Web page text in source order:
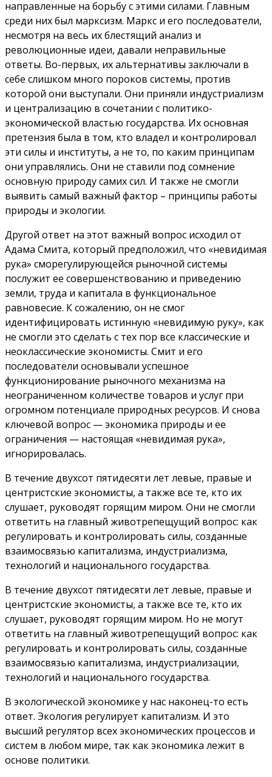
направленные на борьбу с этими силами. Главным
среди них был марксизм. Маркс и его последователи,
несмотря на весь их блестящий анализ и
революционные идеи, давали неправильные
ответы. Во-первых, их альтернативы заключали в
себе слишком много пороков системы, против
которой они выступали. Они приняли индустриализм
и централизацию в сочетании с политико-
экономической властью государства. Их основная
претензия была в том, кто владел и контролировал
эти силы и институты, а не то, по каким принципам
они управлялись. Они не ставили под сомнение
основную природу самих сил. И также не смогли
выявить самый важный фактор – принципы работы
природы и экологии.
Другой ответ на этот важный вопрос исходил от
Адама Смита, который предположил, что «невидимая
рука» сморегулирующейся рыночной системы
послужит ее совершенствованию и приведению
земли, труда и капитала в функциональное
равновесие. К сожалению, он не смог
идентифицировать истинную «невидимую руку», как
не смогли это сделать с тех пор все классические и
неоклассические экономисты. Смит и его
последователи основывали успешное
функционирование рыночного механизма на
неограниченном количестве товаров и услуг при
огромном потенциале природных ресурсов. И снова
ключевой вопрос — экономика природы и ее
ограничения — настоящая «невидимая рука»,
игнорировалась.
В течение двухсот пятидесяти лет левые, правые и
центристские экономисты, а также все те, кто их
слушает, руководят горящим миром. Они не смогли
ответить на главный животрепещущий вопрос: как
регулировать и контролировать силы, созданные
взаимосвязью капитализма, индустриализма,
технологий и национального государства.
В течение двухсот пятидесяти лет левые, правые и
центристские экономисты, а также все те, кто их
слушает, руководят горящим миром. Но не могут
ответить на главный животрепещущий вопрос: как
регулировать и контролировать силы, созданные
взаимосвязью капитализма, индустриализации,
технологий и национального государства.
В экологической экономике у нас наконец-то есть
ответ. Экология регулирует капитализм. И это
высший регулятор всех экономических процессов и
систем в любом мире, так как экономика лежит в
основе политики.